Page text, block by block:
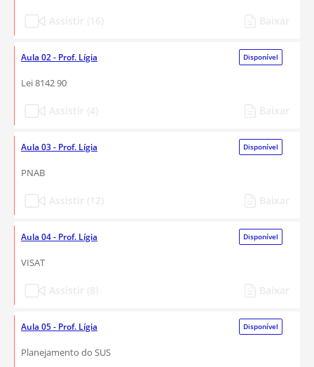
Aula 02 - Prof. Lígia Disponível
Lei 8142 90
Aula 03 - Prof. Lígia Disponível
PNAB
Aula 04 - Prof. Lígia Disponível
VISAT
Aula 05 - Prof. Lígia Disponível
Planejamento do SUS